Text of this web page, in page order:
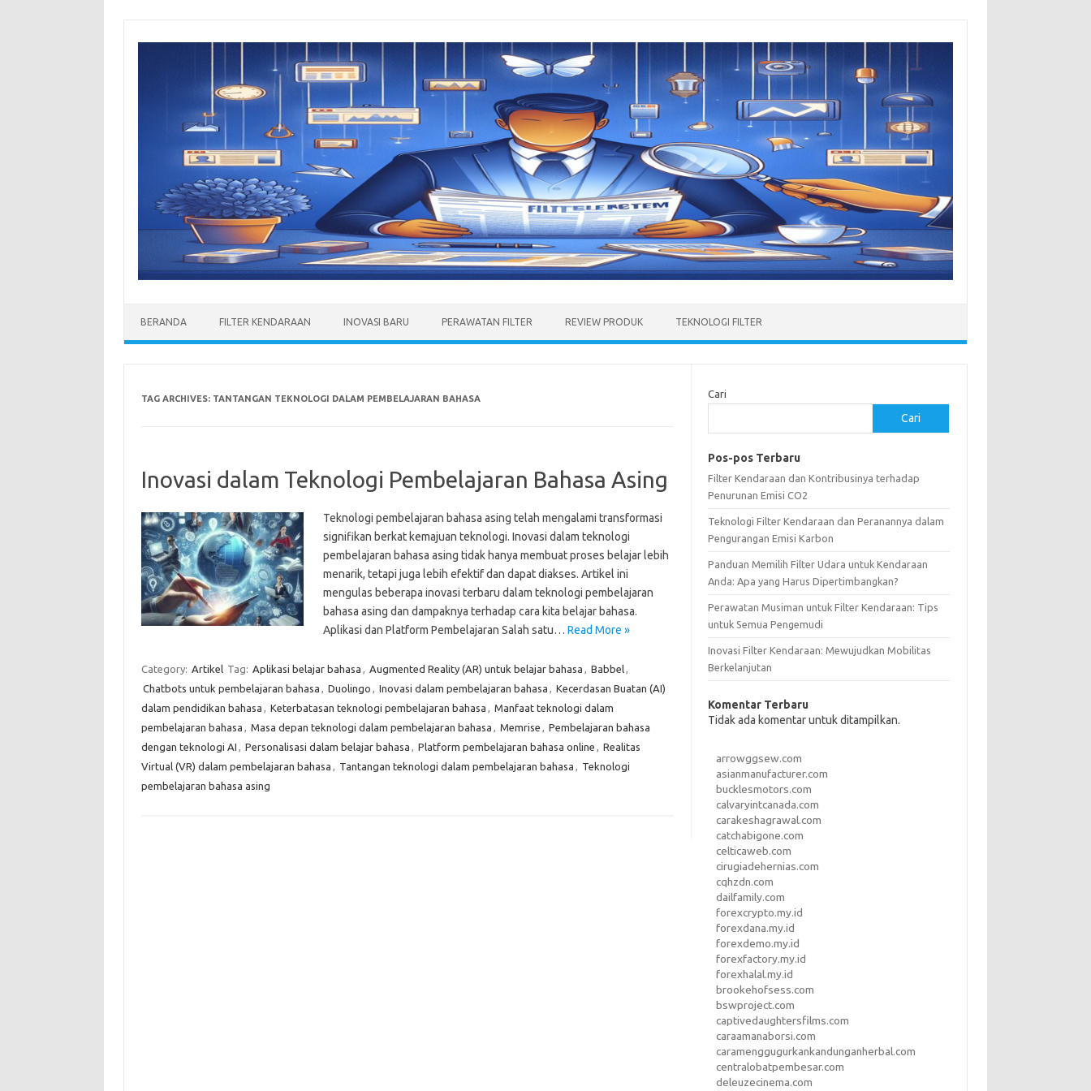
BERANDA FILTER KENDARAAN INOVASI BARU PERAWATAN FILTER REVIEW PRODUK TEKNOLOGI FILTER
TAG ARCHIVES: TANTANGAN TEKNOLOGI DALAM PEMBELAJARAN BAHASA
Inovasi dalam Teknologi Pembelajaran Bahasa Asing
Teknologi pembelajaran bahasa asing telah mengalami transformasi
signifikan berkat kemajuan teknologi. Inovasi dalam teknologi
pembelajaran bahasa asing tidak hanya membuat proses belajar lebih
menarik, tetapi juga lebih efektif dan dapat diakses. Artikel ini
mengulas beberapa inovasi terbaru dalam teknologi pembelajaran
bahasa asing dan dampaknya terhadap cara kita belajar bahasa.
Aplikasi dan Platform Pembelajaran Salah satu… Read More »
Category: Artikel Tag: Aplikasi belajar bahasa , Augmented Reality (AR) untuk belajar bahasa , Babbel,
Chatbots untuk pembelajaran bahasa , Duolingo , Inovasi dalam pembelajaran bahasa , Kecerdasan Buatan (AI)
dalam pendidikan bahasa , Keterbatasan teknologi pembelajaran bahasa , Manfaat teknologi dalam
pembelajaran bahasa , Masa depan teknologi dalam pembelajaran bahasa , Memrise , Pembelajaran bahasa
dengan teknologi AI , Personalisasi dalam belajar bahasa , Platform pembelajaran bahasa online , Realitas
Virtual (VR) dalam pembelajaran bahasa , Tantangan teknologi dalam pembelajaran bahasa , Teknologi
pembelajaran bahasa asing
Cari
Cari
Pos-pos Terbaru
Filter Kendaraan dan Kontribusinya terhadap
Penurunan Emisi CO2
Teknologi Filter Kendaraan dan Peranannya dalam
Pengurangan Emisi Karbon
Panduan Memilih Filter Udara untuk Kendaraan
Anda: Apa yang Harus Dipertimbangkan?
Perawatan Musiman untuk Filter Kendaraan: Tips
untuk Semua Pengemudi
Inovasi Filter Kendaraan: Mewujudkan Mobilitas
Berkelanjutan
Komentar Terbaru
Tidak ada komentar untuk ditampilkan.
arrowggsew.com
asianmanufacturer.com
bucklesmotors.com
calvaryintcanada.com
carakeshagrawal.com
catchabigone.com
celticaweb.com
cirugiadehernias.com
cqhzdn.com
dailfamily.com
forexcrypto.my.id
forexdana.my.id
forexdemo.my.id
forexfactory.my.id
forexhalal.my.id
brookehofsess.com
bswproject.com
captivedaughtersfilms.com
caraamanaborsi.com
caramenggugurkankandunganherbal.com
centralobatpembesar.com
deleuzecinema.com